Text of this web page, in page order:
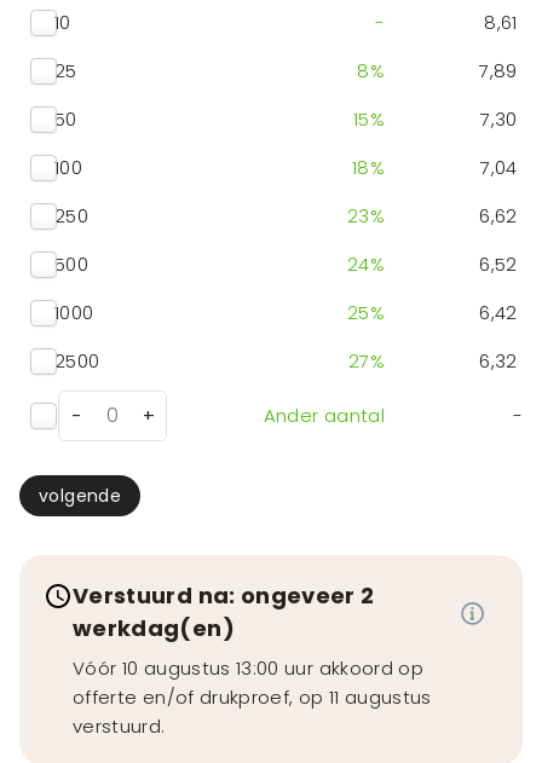
10
-
8,61
25
8%
7,89
50
15%
7,30
100
18%
7,04
250
23%
6,62
500
24%
6,52
1000
25%
6,42
2500
27% 6,32
- + Ander aantal -
volgende
Verstuurd na: ongeveer 2
werkdag(en)
Vóór 10 augustus 13:00 uur akkoord op
offerte en/of drukproef, op 11 augustus
verstuurd.